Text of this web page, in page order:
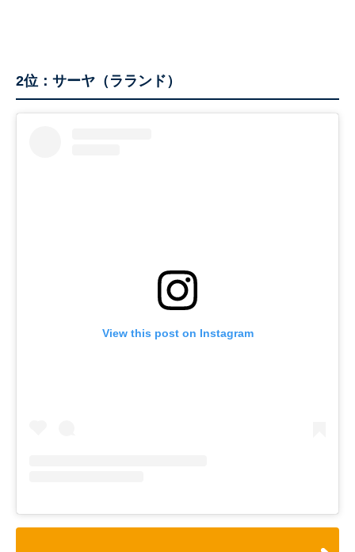
2位：サーヤ（ラランド）
View this post on Instagram